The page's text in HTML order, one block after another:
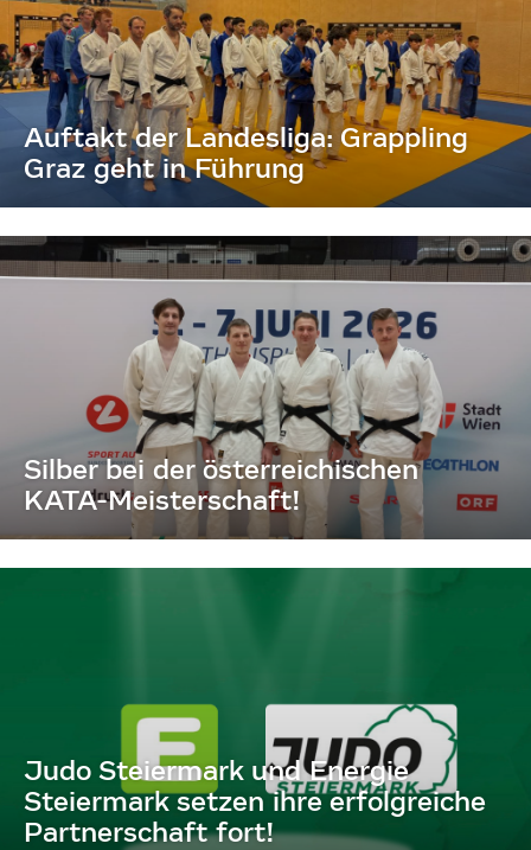
Auftakt der Landesliga: Grappling
Graz geht in Führung
Silber bei der österreichischen
KATA-Meisterschaft!
Judo Steiermark und Energie
Steiermark setzen ihre erfolgreiche
Partnerschaft fort!